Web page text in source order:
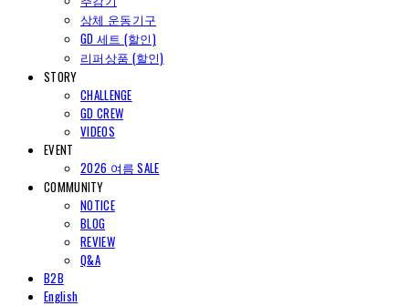
상체 운동기구
GD 세트 (할인)
리퍼상품 (할인)
STORY
CHALLENGE
GD CREW
VIDEOS
EVENT
2026 여름 SALE
COMMUNITY
NOTICE
BLOG
REVIEW
Q&A
B2B
English